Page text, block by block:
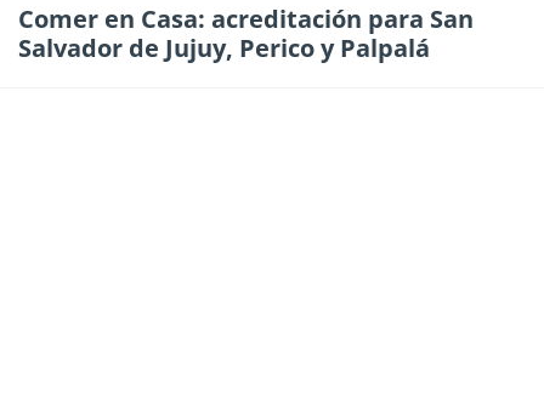
Comer en Casa: acreditación para San
Salvador de Jujuy, Perico y Palpalá